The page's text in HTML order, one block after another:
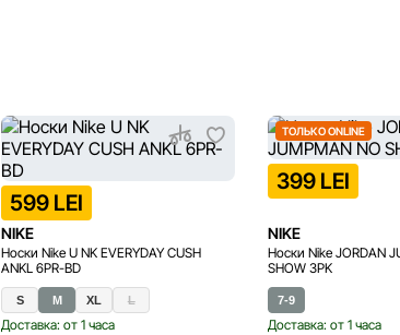
599 LEI
NIKE
Носки Nike U NK EVERYDAY CUSH
ANKL 6PR-BD
S M XL L
Доставка: от 1 часа
ТОЛЬКО ONLINE
399 LEI
NIKE
Носки Nike JORDAN
SHOW 3PK
7-9
Доставка: от 1 часа